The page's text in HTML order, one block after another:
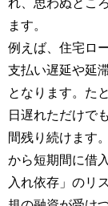
ます。
例えば、住宅ロ
支払い遅延や延
となります。た
日遅れただけで
間残り続けます
から短期間に借
入れ依存」のリ